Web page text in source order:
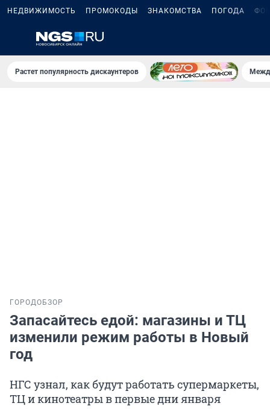
НЕДВИЖИМОСТЬ ПРОМОКОДЫ ЗНАКОМСТВА ПОГОДА
Растет популярность дискаунтеров
ГОРОДОБЗОР
Запасайтесь едой: магазины и ТЦ
изменили режим работы в Новый
год
НГС узнал, как будут работать супермаркеты,
ТЦ и кинотеатры в первые дни января